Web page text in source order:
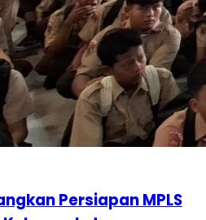
Persiapan MPLS